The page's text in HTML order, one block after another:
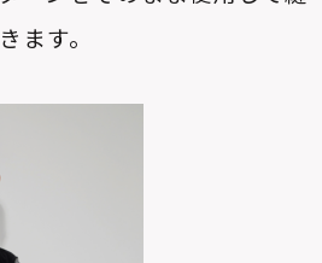
ます。